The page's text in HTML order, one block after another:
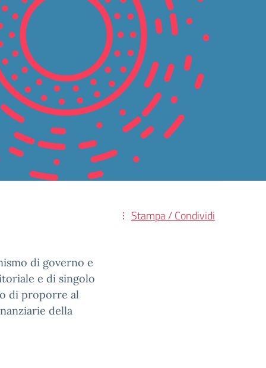
Stampa / Condividi
di governo e
e di singolo
di proporre al
della